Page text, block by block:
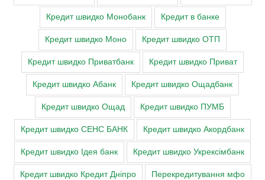
Кредит швидко Монобанк Кредит в банке
Кредит швидко Моно Кредит швидко ОТП
Кредит швидко Приватбанк Кредит швидко Приват
Кредит швидко Абанк Кредит швидко Ощадбанк
Кредит швидко Ощад Кредит швидко ПУМБ
Кредит швидко СЕНС БАНК Кредит швидко Акордбанк
Кредит швидко Ідея банк Кредит швидко Укрексімбанк
Кредит швидко Кредит Дніпро Перекредитування мфо